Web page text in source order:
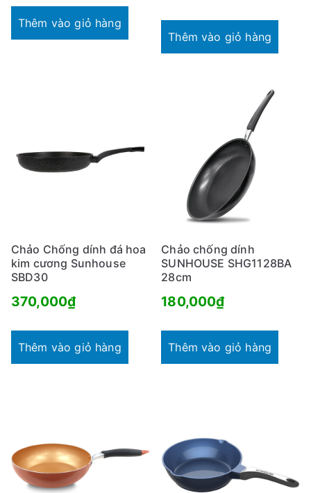
Thêm vào giỏ hàng
Thêm vào giỏ hàng
Chảo Chống dính đá hoa
kim cương Sunhouse
SBD30
370,000₫
Thêm vào giỏ hàng
Chảo chống dính
SUNHOUSE SHG1128BA
28cm
180,000₫
Thêm vào giỏ hàng